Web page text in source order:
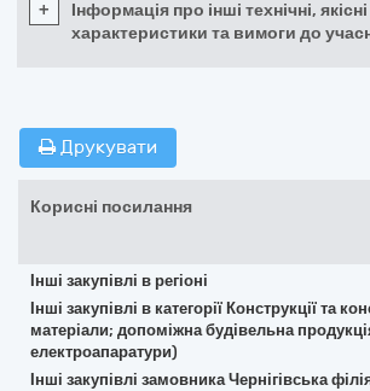
+
Інформація про інші технічні, якісні
характеристики та вимоги до
Друкувати
Корисні посилання
Інші закупівлі в регіоні
Інші закупівлі в категорії Конструкції та
матеріали; допоміжна будівельна
електроапаратури)
Інші закупівлі замовника Чернігівська